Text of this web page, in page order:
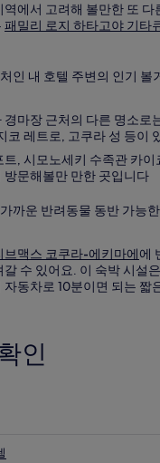
역에서 고려해 볼만한 또 다
패밀리 로지 하타고야 기타
인 내 호텔 주변의 인기 볼
경마장 근처의 다른 명소로
코 레트로, 고쿠라 성 등이
트, 시모노세키 수족관 카이
방문해볼만 만한 곳입니다
까운 반려동물 동반 가능
브맥스 코쿠라-에키마에에
갈 수 있어요. 이 숙박 시설
자동차로 10분이면 되는 짧
인